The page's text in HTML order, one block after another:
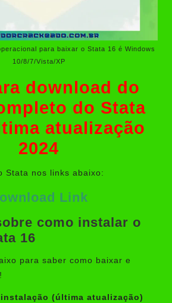
para baixar o Stata 16 é Windows
10/8/7/Vista/XP
download do
do Stata
atualização
2024
Stata nos links abaixo:
Link
como instalar o
16
para saber como baixar e
(última atualização)